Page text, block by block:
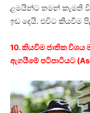
ළමයින්ට තමන් කැමති
ඉඩ දෙයි. එවිට කියවීම
10. කියවීම ජාතික විශය
ඇගයීමේ පටිපාටියට